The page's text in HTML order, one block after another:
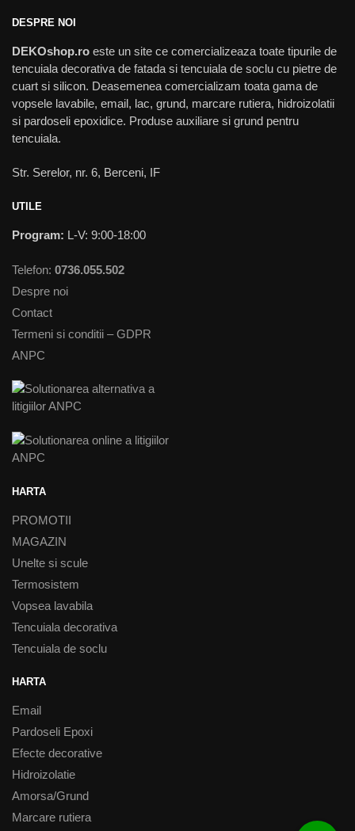
DESPRE NOI
DEKOshop.ro este un site ce comercializeaza toate tipurile de
tencuiala decorativa de fatada si tencuiala de soclu cu pietre de
cuart si silicon. Deasemenea comercializam toata gama de
vopsele lavabile, email, lac, grund, marcare rutiera, hidroizolatii
si pardoseli epoxidice. Produse auxiliare si grund pentru
tencuiala.
Str. Serelor, nr. 6, Berceni, IF
UTILE
Program: L-V: 9:00-18:00
Telefon: 0736.055.502
Despre noi
Contact
Termeni si conditii – GDPR
ANPC
HARTA
PROMOTII
MAGAZIN
Unelte si scule
Termosistem
Vopsea lavabila
Tencuiala decorativa
Tencuiala de soclu
HARTA
Email
Pardoseli Epoxi
Efecte decorative
Hidroizolatie
Amorsa/Grund
Marcare rutiera